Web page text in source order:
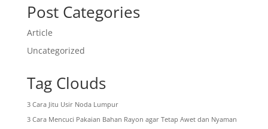
Post Categories
Article
Uncategorized
Tag Clouds
3 Cara Jitu Usir Noda Lumpur
3 Cara Mencuci Pakaian Bahan Rayon agar Tetap Awet dan Nyaman